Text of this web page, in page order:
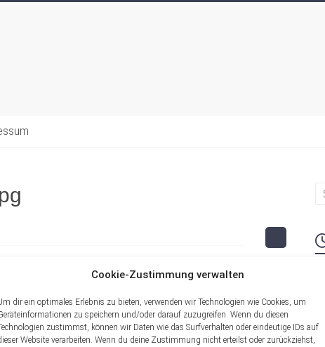
Cookie-Zustimmung verwalten
dir ein optimales Erlebnis zu bieten, verwenden wir Technologien wie Cookies, um
zu speichern und/oder darauf zuzugreifen. Wenn du diesen
zustimmst, können wir Daten wie das Surfverhalten oder eindeutige IDs auf
Website verarbeiten. Wenn du deine Zustimmung nicht erteilst oder zurückziehst,